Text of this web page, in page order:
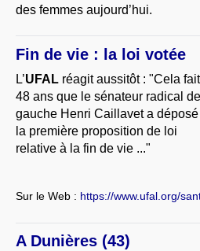
des femmes aujourd’hui.
Fin de vie : la loi votée
L’UFAL réagit aussitôt : "Cela fait
48 ans que le sénateur radical de
gauche Henri Caillavet a déposé
la première proposition de loi
relative à la fin de vie ..."
Sur le Web : https://www.ufal.org/
A Dunières (43)